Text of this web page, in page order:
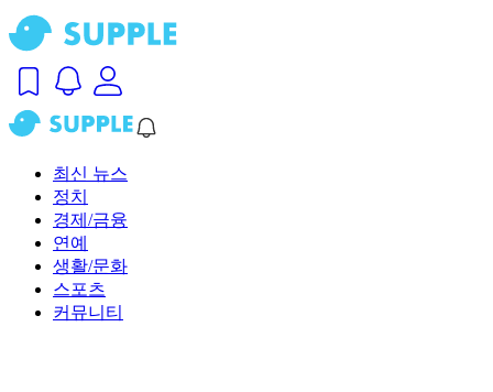
최신 뉴스
정치
경제/금융
연예
생활/문화
스포츠
커뮤니티